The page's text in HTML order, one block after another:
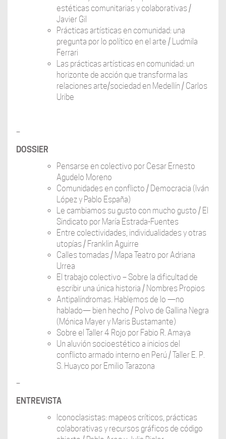
estéticas comunitarias y colaborativas /
Javier Gil
Prácticas artísticas en comunidad: una
pregunta por lo político en el arte / Ludmila
Ferrari
Las prácticas artísticas en comunidad: un
horizonte de acción que transforma las
relaciones arte/sociedad en Medellín / Carlos
Uribe
–
DOSSIER
Pensarse en colectivo por Cesar Ernesto
Agudelo Moreno
Comunidades en conflicto / Democracia (Iván
López y Pablo España)
Le cambiamos su gusto con mucho gusto / El
Sindicato por María Estrada-Fuentes
Entre colectividades, individualidades y otras
utopías / Franklin Aguirre
Calles tomadas / Mapa Teatro por Adriana
Urrea
El trabajo colectivo – Sobre la dificultad de
escribir una única historia / Nombres Propios
Antipalíndromas. Hablemos de lo —no
hablado— bien hecho / Polvo de Gallina Negra
(Mónica Mayer y Maris Bustamante)
Sobre el Taller 4 Rojo por Fabio R. Amaya
Un aluvión socioestético a inicios del
conflicto armado interno en Perú / Taller E. P.
S. Huayco por Emilio Tarazona
–
ENTREVISTA
Iconoclasistas: mapeos críticos, prácticas
colaborativas y recursos gráficos de código